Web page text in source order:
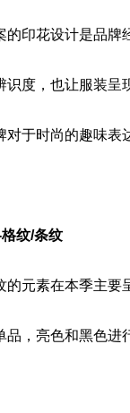
的印花设计是品牌
识度，也让服装呈
对于时尚的趣味表
纹/条纹
的元素在本季主要
品，亮色和黑色进